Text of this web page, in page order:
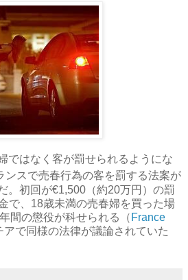
ではなく客が罰せられるようにな
ンスで売春行為の客を罰する法案が
。初回が€1,500（約20万円）の罰
で、18歳未満の売春婦を買った場
間の懲役が科せられる（ France
アで同様の法律が議論されていた